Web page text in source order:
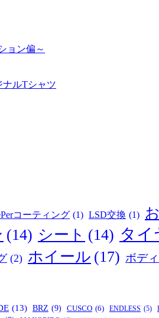
ョン偏～
ナルTシャツ
コーティング (1) LSD交換 (1)
(14) シート (14) タイ
(2) ホイール (17) ボデ
(13) BRZ (9) CUSCO (6) ENDLESS (5)